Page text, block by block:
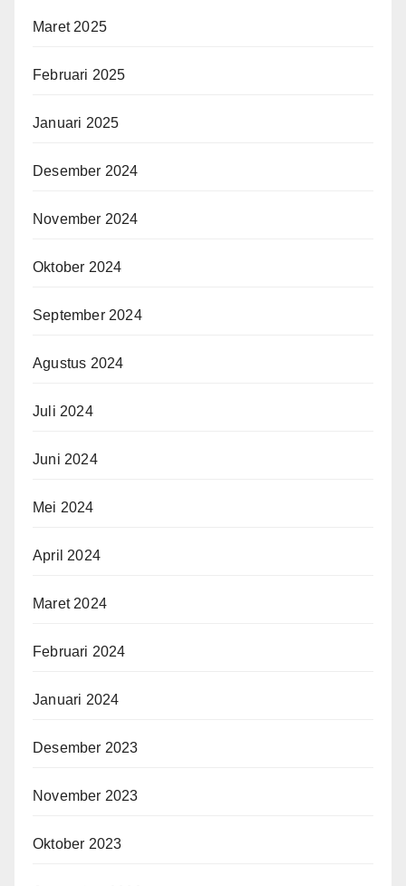
Maret 2025
Februari 2025
Januari 2025
Desember 2024
November 2024
Oktober 2024
September 2024
Agustus 2024
Juli 2024
Juni 2024
Mei 2024
April 2024
Maret 2024
Februari 2024
Januari 2024
Desember 2023
November 2023
Oktober 2023